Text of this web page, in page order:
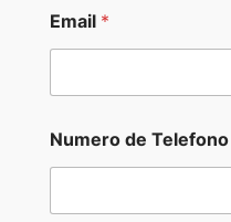
Email *
Numero de Telefono